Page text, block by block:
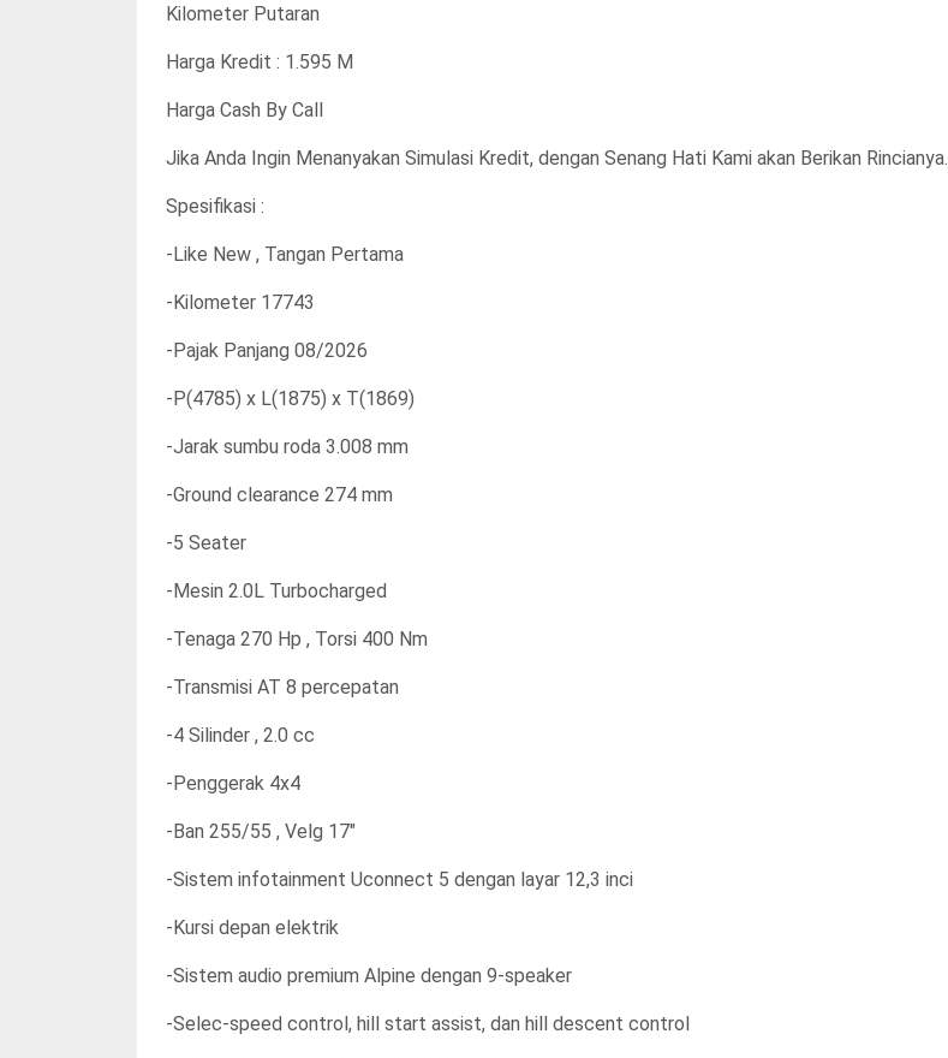
Kilometer Putaran
Harga Kredit : 1.595 M
Harga Cash By Call
Jika Anda Ingin Menanyakan Simulasi Kredit, dengan Senang Hati Kami akan Berikan Rincianya.
Spesifikasi :
-Like New , Tangan Pertama
-Kilometer 17743
-Pajak Panjang 08/2026
-P(4785) x L(1875) x T(1869)
-Jarak sumbu roda 3.008 mm
-Ground clearance 274 mm
-5 Seater
-Mesin 2.0L Turbocharged
-Tenaga 270 Hp , Torsi 400 Nm
-Transmisi AT 8 percepatan
-4 Silinder , 2.0 cc
-Penggerak 4x4
-Ban 255/55 , Velg 17"
-Sistem infotainment Uconnect 5 dengan layar 12,3 inci
-Kursi depan elektrik
-Sistem audio premium Alpine dengan 9-speaker
-Selec-speed control, hill start assist, dan hill descent control